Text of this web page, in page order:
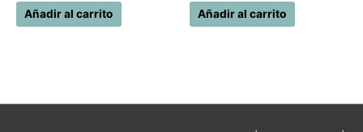
Añadir al carrito Añadir al carrito